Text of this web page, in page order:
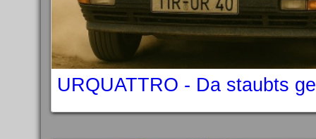
URQUATTRO - Da staubts